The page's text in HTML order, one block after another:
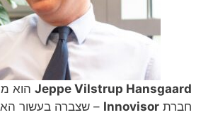
Jeppe Vilstrup Hansgaard הוא
חברת Innovisor – שצברה בעשור